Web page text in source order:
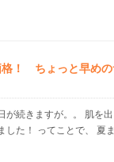
格！ ちょっと早め
が続きますが。。 肌を
した！ ってことで、 夏